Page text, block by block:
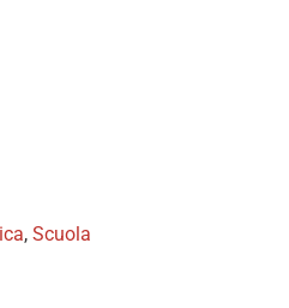
, Scuola